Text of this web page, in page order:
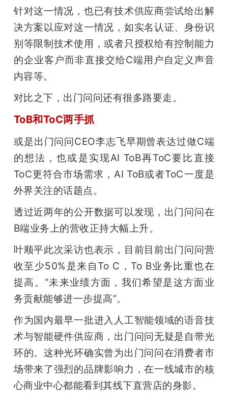
针对这一情况，也已有技术供应商尝试给出解
决方案以应对这一情况，如实名认证、身份识
别等限制技术使用，或者只授权给有控制能力
的企业客户而非直接交给C端用户自定义声音
内容等。
对比之下，出门问问还有很多路要走。
ToB和ToC两手抓
或是出门问问CEO李志飞早期曾表达过做C端
的想法，也或是实现AI ToB再ToC要比直接
ToC更符合市场需求，AI ToB或者ToC一度是
外界关注的话题点。
透过近两年的公开数据可以发现，出门问问在
B端业务上的营收正持大幅上升。
叶顺平此次采访也表示，目前目前出门问问营
收至少50%是来自To C，To B业务比重也在
提高。“未来业绩方面，我们希望是这方面业
务贡献能够进一步提高”。
作为国内最早一批进入人工智能领域的语音技
术与智能硬件供应商，出门问问无疑是自带光
环的。这种光环确实曾为出门问问在消费者市
场带来了强烈的品牌影响力，在一线城市的核
心商业中心都能看到其线下直营店的身影。